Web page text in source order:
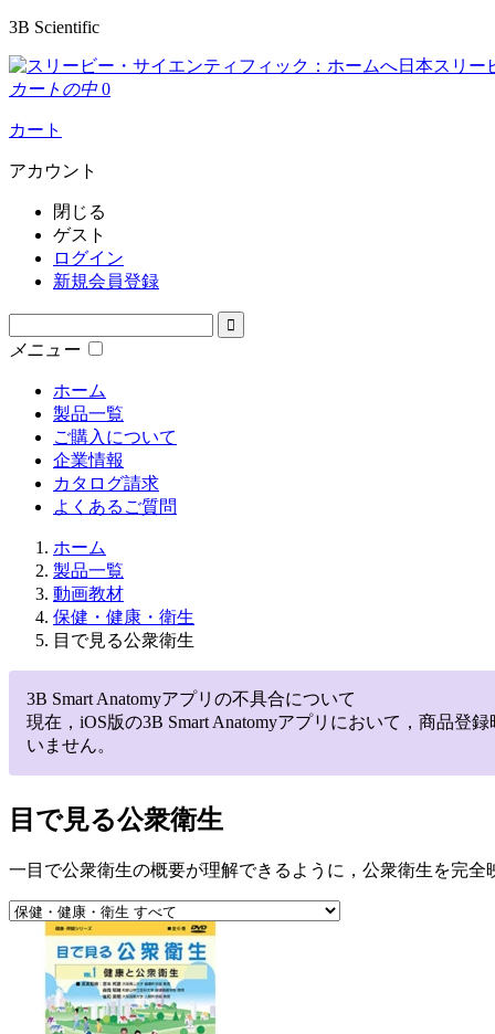
3B Scientific
日本スリー
カートの中 0
カート
アカウント
閉じる
ゲスト
ログイン
新規会員登録
メニュー
ホーム
製品一覧
ご購入について
企業情報
カタログ請求
よくあるご質問
ホーム
製品一覧
動画教材
保健・健康・衛生
目で見る公衆衛生
3B Smart Anatomyアプリの不具合について
現在，iOS版の3B Smart Anatomyアプリにおいて，商品
いません。
目で見る公衆衛生
一目で公衆衛生の概要が理解できるように，公衆衛生を完